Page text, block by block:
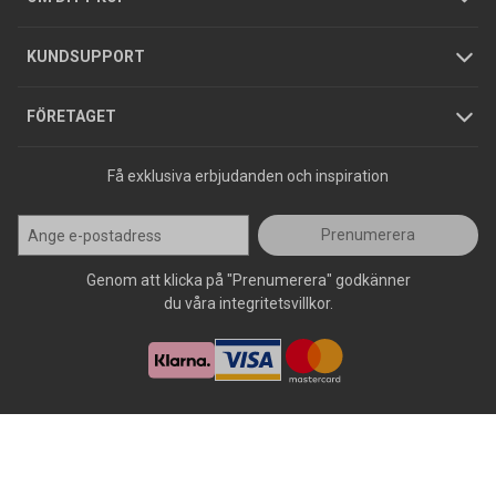
KUNDSUPPORT
Varumärken
FÖRETAGET
Jobba hos oss
Press
Få exklusiva erbjudanden och inspiration
Prenumerera
Genom att klicka på "Prenumerera" godkänner
du våra integritetsvillkor.